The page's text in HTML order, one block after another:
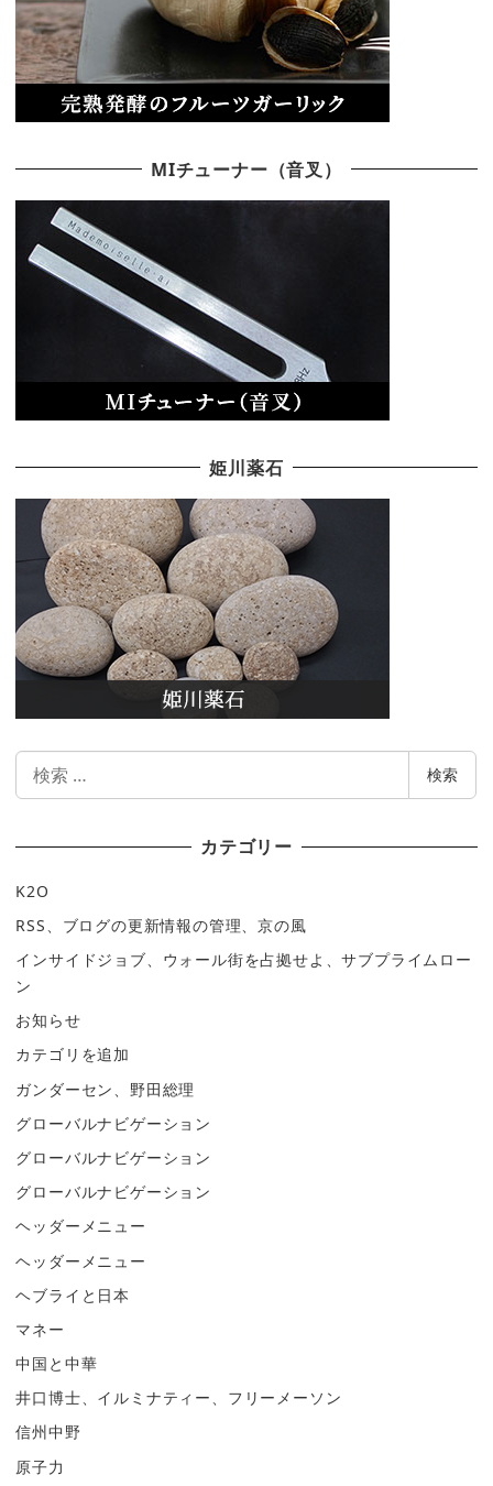
MIチューナー（音叉）
姫川薬石
検
検索
カテゴリー
K2O
RSS、ブログの更新情報の管理、京の風
インサイドジョブ、ウォール街を占拠せよ、サブプライムロー
ン
お知らせ
カテゴリを追加
ガンダーセン、野田総理
グローバルナビゲーション
グローバルナビゲーション
グローバルナビゲーション
ヘッダーメニュー
ヘッダーメニュー
ヘブライと日本
マネー
中国と中華
井口博士、イルミナティー、フリーメーソン
信州中野
原子力